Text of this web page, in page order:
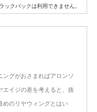
ックバックは利用できません。
グがおさまればアロンソ
エイジの差を考えると、抜
めのリヤウィングとはい